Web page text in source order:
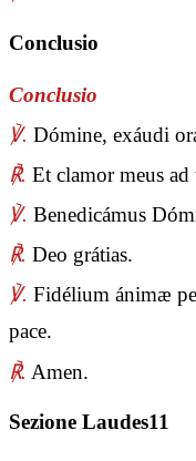
Conclusio
Conclusio
℣. Dómine, exáudi
℟. Et clamor meus ad
℣. Benedicámus
℟. Deo grátias.
℣. Fidélium ánimæ
pace.
℟. Amen.
Sezione Laudes11